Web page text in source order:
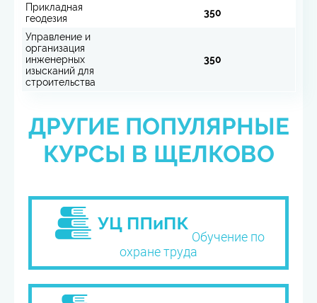
Прикладная
геодезия
350
Управление и
организация
инженерных
изысканий для
строительства
350
ДРУГИЕ ПОПУЛЯРНЫЕ
КУРСЫ В ЩЕЛКОВО
Обучение по
охране труда